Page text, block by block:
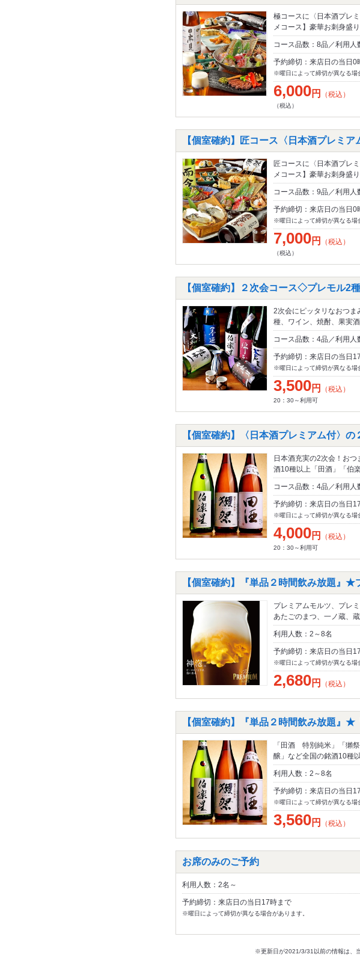
極コースに〈日本酒プレ
メコース】豪華お刺身盛
コース品数：8品／利用人
予約締切：来店日の当日0
※曜日によって締切が異なる場
6,000円 （税込）
（税込）
【個室確約】匠コース〈日本酒プレミ
匠コースに〈日本酒プレ
メコース】豪華お刺身盛
コース品数：9品／利用人
予約締切：来店日の当日0
※曜日によって締切が異なる場
7,000円 （税込）
（税込）
【個室確約】２次会コース◇プレモル2
2次会にピッタリなおつ
種、ワイン、焼酎、果実
コース品数：4品／利用人
予約締切：来店日の当日
※曜日によって締切が異なる場
3,500円 （税込）
20：30～利用可
【個室確約】〈日本酒プレミアム付〉
日本酒充実の2次会！お
酒10種以上「田酒」「伯
コース品数：4品／利用人
予約締切：来店日の当日
※曜日によって締切が異なる場
4,000円 （税込）
20：30～利用可
【個室確約】『単品２時間飲み放題』
プレミアムモルツ、プレ
あたごのまつ、一ノ蔵、
利用人数：2～8名
予約締切：来店日の当日
※曜日によって締切が異なる場
2,680円 （税込）
【個室確約】『単品２時間飲み放題』★
「田酒 特別純米」「獺
醸」など全国の銘酒10種
利用人数：2～8名
予約締切：来店日の当日
※曜日によって締切が異なる場
3,560円 （税込）
お席のみのご予約
利用人数：2名～
予約締切：来店日の当日17時まで
※曜日によって締切が異なる場合があります。
※更新日が2021/3/31以前の情報は、